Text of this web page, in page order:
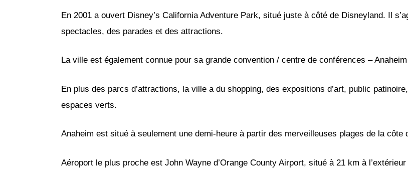
En 2001 a ouvert Disney’s California Adventure Park, situé juste à côté de Disneyland. Il
spectacles, des parades et des attractions.
La ville est également connue pour sa grande convention / centre de conférences –
En plus des parcs d’attractions, la ville a du shopping, des expositions d’art, public
espaces verts.
Anaheim est situé à seulement une demi-heure à partir des merveilleuses plages de la côte
Aéroport le plus proche est John Wayne d’Orange County Airport, situé à 21 km à